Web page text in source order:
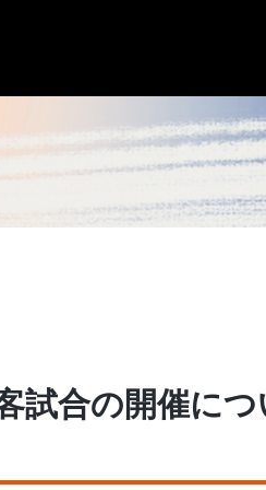
試合の開催に